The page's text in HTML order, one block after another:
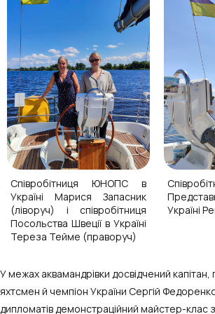
Співробітниця ЮНОПС в
Україні Марися Запасник
(ліворуч) і співробітниця
Посольства Швеції в Україні
Тереза Тейме (праворуч)
Україні
У межах аквамандрівки досвідчений
яхтсмен й чемпіон України Сергій
дипломатів демонстраційний майстер-клас